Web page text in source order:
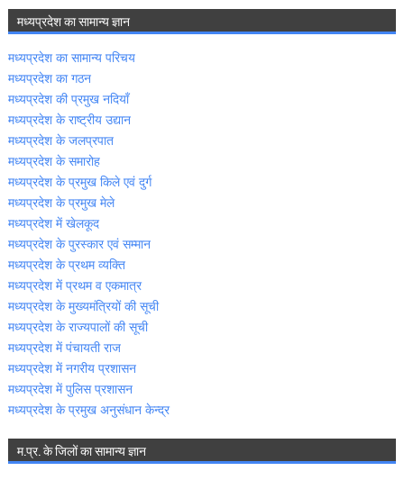
मध्‍यप्रदेश का सामान्‍य ज्ञान
मध्‍यप्रदेश का सामान्‍य परिचय
मध्‍यप्रदेश का गठन
मध्‍यप्रदेश की प्रमुख नदियॉं
मध्‍यप्रदेश के राष्‍ट्रीय उद्यान
मध्‍यप्रदेश के जलप्रपात
मध्‍यप्रदेश के समारोह
मध्‍यप्रदेश के प्रमुख किले एवं दुर्ग
मध्‍यप्रदेश के प्रमुख मेले
मध्‍यप्रदेश में खेलकूद
मध्‍यप्रदेश के पुरस्‍कार एवं सम्‍मान
मध्‍यप्रदेश के प्रथम व्‍यक्ति
मध्‍यप्रदेश में प्रथम व एकमात्र
मध्‍यप्रदेश के मुख्‍यमंत्रियों की सूची
मध्‍यप्रदेश के राज्‍यपालों की सूची
मध्‍यप्रदेश में पंचायती राज
मध्‍यप्रदेश में नगरीय प्रशासन
मध्‍यप्रदेश में पुलिस प्रशासन
मध्‍यप्रदेश के प्रमुख अनुसंधान केन्‍द्र
म.प्र. के जिलों का सामान्‍य ज्ञान